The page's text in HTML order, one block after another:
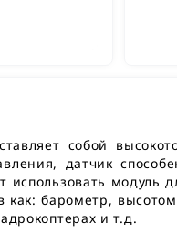
собой
датчик
использовать
как: барометр,
и т.д.